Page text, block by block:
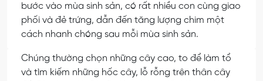
bước vào mùa sinh sản, có rất nhiều con cùng giao
phối và đẻ trứng, dẫn đến tăng lượng chim một
cách nhanh chóng sau mỗi mùa sinh sản.
Chúng thường chọn những cây cao, to để làm tổ
và tìm kiếm những hốc cây, lỗ rỗng trên thân cây